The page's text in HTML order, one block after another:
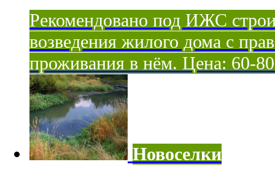
Рекомендовано под ИЖС
возведения жилого дома с
проживания в нём. Цена: 60-80
Новоселки